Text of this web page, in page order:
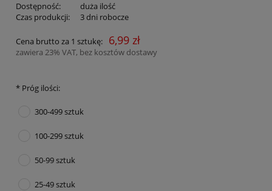
Dostępność:
duża ilość
Czas produkcji:
3 dni robocze
Cena brutto za 1 sztukę: 6,99 zł
zawiera 23% VAT, bez kosztów dostawy
* Próg ilości:
300-499 sztuk
100-299 sztuk
50-99 sztuk
25-49 sztuk